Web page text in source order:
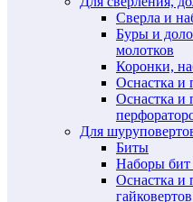
Сверла и
Буры и
молотков
Коронки,
Оснастка и
Оснастка и
Для
Биты
Наборы бит
Оснастка и